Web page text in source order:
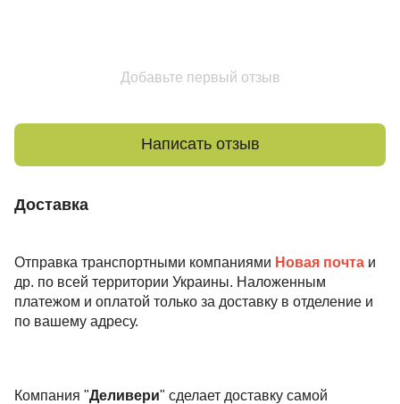
Добавьте первый отзыв
Написать отзыв
Доставка
Отправка транспортными компаниями Новая почта и
др. по всей территории Украины. Наложенным
платежом и оплатой только за доставку в отделение и
по вашему адресу.
Компания "Деливери" сделает доставку самой